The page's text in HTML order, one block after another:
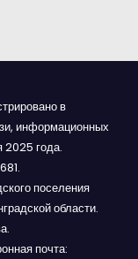
в
информационных
2025 года.
поселения
области.
почта: